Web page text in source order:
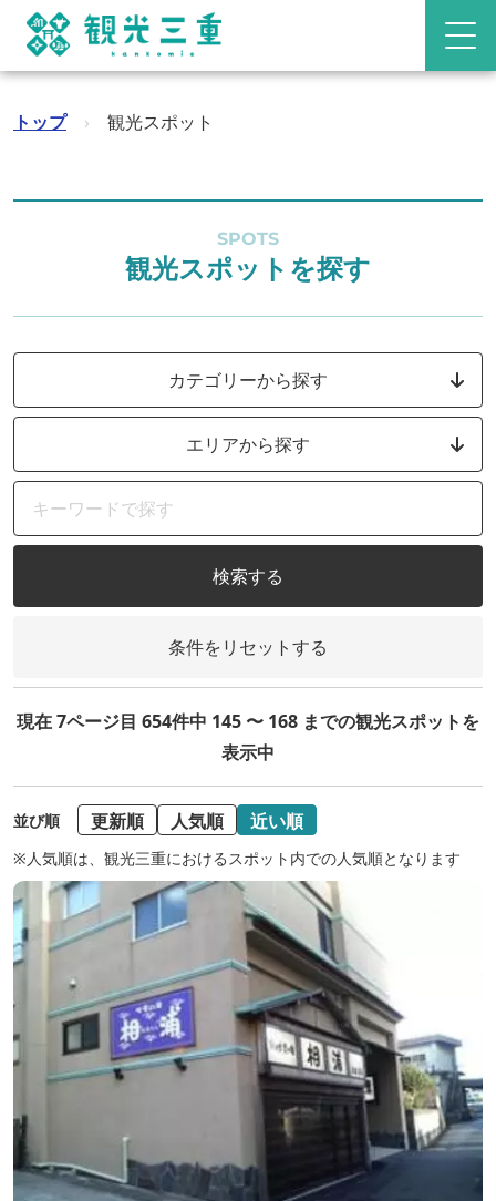
トップ › 観光スポット
SPOTS
観光スポットを探す
カテゴリーから探す
エリアから探す
検索する
条件をリセットする
現在 7ページ目 654件中 145 〜 168 までの観光スポットを
表示中
並び順 更新順 人気順 近い順
※人気順は、観光三重におけるスポット内での人気順となります